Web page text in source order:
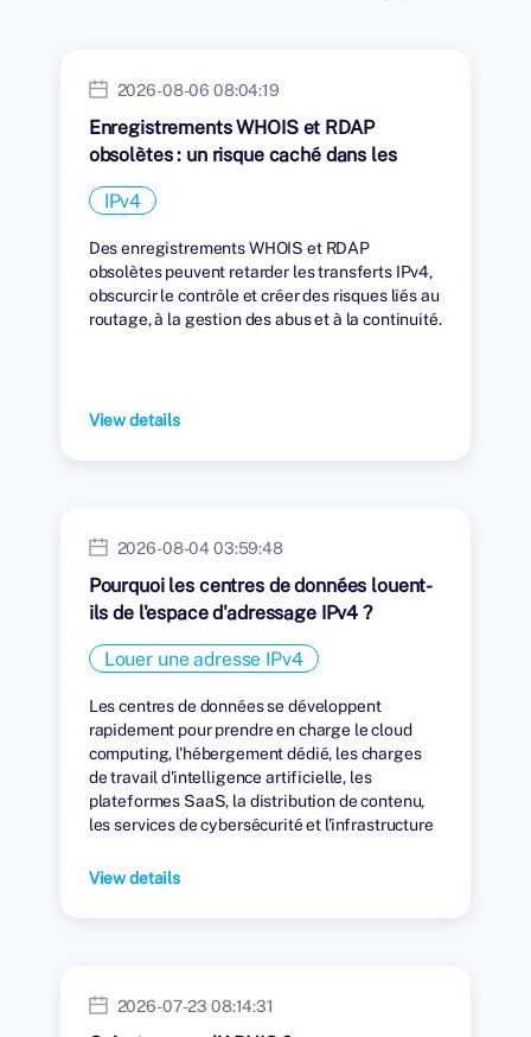
2026-08-06 08:04:19
Enregistrements WHOIS et RDAP
obsolètes : un risque caché dans les
transferts IPv4
IPv4
Des enregistrements WHOIS et RDAP
obsolètes peuvent retarder les transferts IPv4,
obscurcir le contrôle et créer des risques liés au
routage, à la gestion des abus et à la continuité.
View details
2026-08-04 03:59:48
Pourquoi les centres de données louent-
ils de l'espace d'adressage IPv4 ?
Louer une adresse IPv4
Les centres de données se développent
rapidement pour prendre en charge le cloud
computing, l'hébergement dédié, les charges
de travail d'intelligence artificielle, les
plateformes SaaS, la distribution de contenu,
les services de cybersécurité et l'infrastructure
View details
2026-07-23 08:14:31